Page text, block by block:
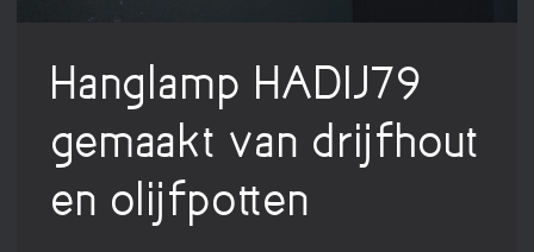
Hanglamp HADIJ79
gemaakt van drijfhout
en olijfpotten